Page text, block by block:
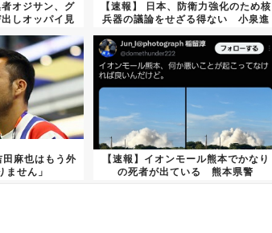
者オジサン、グ
しオッパイ見
【速報】 日本、防衛力強化のため核
兵器の議論をせざる得ない 小泉進
麻也はもう外
ません」
【速報】イオンモール熊本でかなり
の死者が出ている 熊本県警